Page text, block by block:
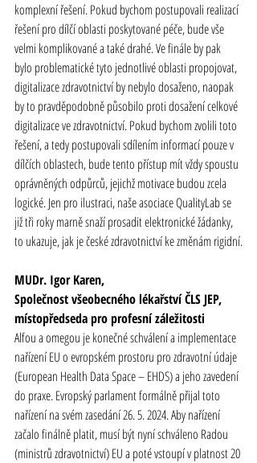
komplexní řešení. Pokud bychom postupovali realizací
řešení pro dílčí oblasti poskytované péče, bude vše
velmi komplikované a také drahé. Ve finále by pak
bylo problematické tyto jednotlivé oblasti propojovat,
digitalizace zdravotnictví by nebylo dosaženo, naopak
by to pravděpodobně působilo proti dosažení celkové
digitalizace ve zdravotnictví. Pokud bychom zvolili toto
řešení, a tedy postupovali sdílením informací pouze v
dílčích oblastech, bude tento přístup mít vždy spoustu
oprávněných odpůrců, jejichž motivace budou zcela
logické. Jen pro ilustraci, naše asociace QualityLab se
již tři roky marně snaží prosadit elektronické žádanky,
to ukazuje, jak je české zdravotnictví ke změnám rigidní.
MUDr. Igor Karen,
Společnost všeobecného lékařství ČLS JEP,
místopředseda pro profesní záležitosti
Alfou a omegou je konečné schválení a implementace
nařízení EU o evropském prostoru pro zdravotní údaje
(European Health Data Space – EHDS) a jeho zavedení
do praxe. Evropský parlament formálně přijal toto
nařízení na svém zasedání 26. 5. 2024. Aby nařízení
začalo finálně platit, musí být nyní schváleno Radou
(ministrů zdravotnictví) EU a poté vstoupí v platnost 20